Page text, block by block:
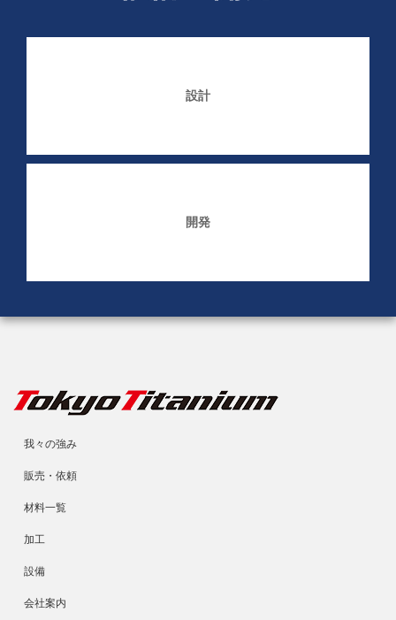
設計
開発
我々の強み
販売・依頼
材料一覧
加工
設備
会社案内